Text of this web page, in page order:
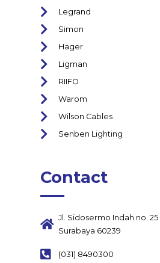
Legrand
Simon
Hager
Ligman
RIIFO
Warom
Wilson Cables
Senben Lighting
Contact
Jl. Sidosermo Indah no. 25
Surabaya 60239
(031) 8490300